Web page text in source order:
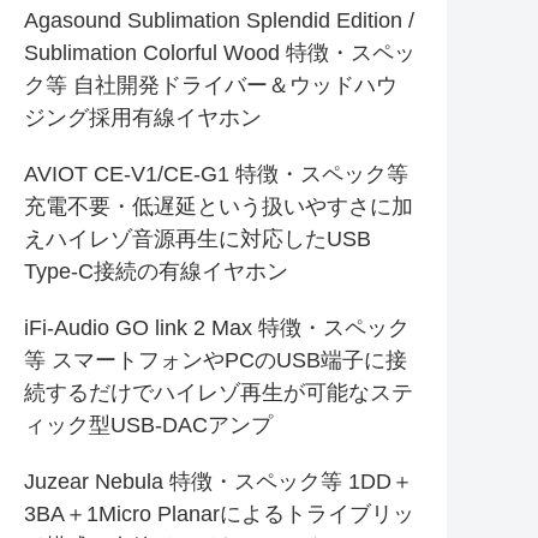
Agasound Sublimation Splendid Edition /
Sublimation Colorful Wood 特徴・スペッ
ク等 自社開発ドライバー＆ウッドハウ
ジング採用有線イヤホン
AVIOT CE-V1/CE-G1 特徴・スペック等
充電不要・低遅延という扱いやすさに加
えハイレゾ音源再生に対応したUSB
Type-C接続の有線イヤホン
iFi-Audio GO link 2 Max 特徴・スペック
等 スマートフォンやPCのUSB端子に接
続するだけでハイレゾ再生が可能なステ
ィック型USB-DACアンプ
Juzear Nebula 特徴・スペック等 1DD＋
3BA＋1Micro Planarによるトライブリッ